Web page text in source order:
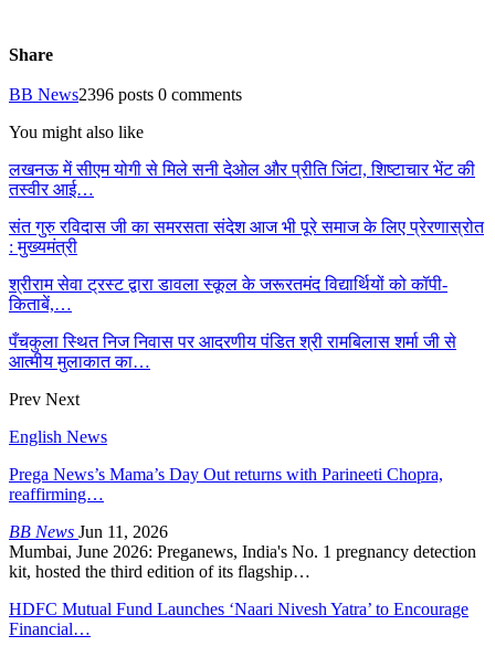
Share
BB News2396 posts 0 comments
You might also like
लखनऊ में सीएम योगी से मिले सनी देओल और प्रीति जिंटा, शिष्टाचार भेंट की
तस्वीर आई…
संत गुरु रविदास जी का समरसता संदेश आज भी पूरे समाज के लिए प्रेरणास्रोत
: मुख्यमंत्री
श्रीराम सेवा ट्रस्ट द्वारा डावला स्कूल के जरूरतमंद विद्यार्थियों को कॉपी-
किताबें,…
पँचकुला स्थित निज निवास पर आदरणीय पंडित श्री रामबिलास शर्मा जी से
आत्मीय मुलाकात का…
Prev Next
English News
Prega News’s Mama’s Day Out returns with Parineeti Chopra,
reaffirming…
BB News Jun 11, 2026
Mumbai, June 2026: Preganews, India's No. 1 pregnancy detection
kit, hosted the third edition of its flagship…
HDFC Mutual Fund Launches ‘Naari Nivesh Yatra’ to Encourage
Financial…